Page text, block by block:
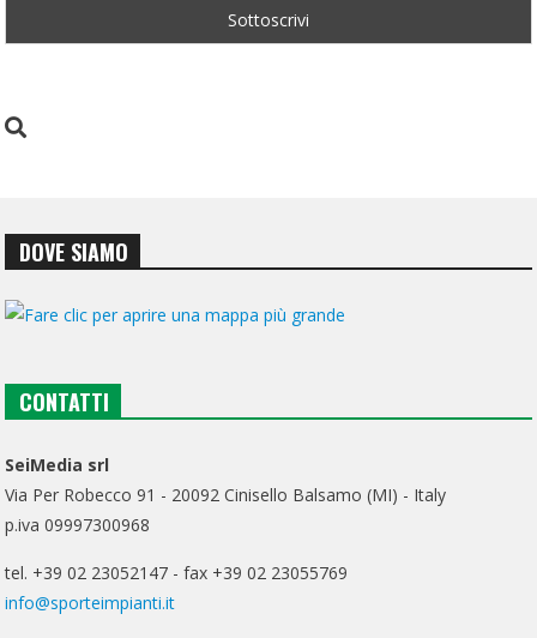
DOVE SIAMO
CONTATTI
SeiMedia srl
Via Per Robecco 91 - 20092 Cinisello Balsamo (MI) - Italy
p.iva 09997300968
tel. +39 02 23052147 - fax +39 02 23055769
info@sporteimpianti.it